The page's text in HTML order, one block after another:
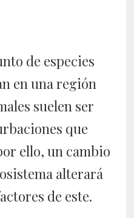
de especies
en una región
suelen ser
que
ello, un cambio
alterará
de este.